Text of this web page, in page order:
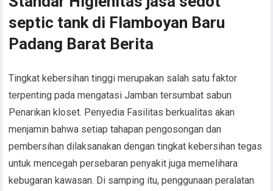
septic tank di Flamboyan Baru
Padang Barat Berita
Tingkat kebersihan tinggi merupakan salah satu faktor
terpenting pada mengatasi Jamban tersumbat sabun
Penarikan kloset. Penyedia Fasilitas berkualitas akan
menjamin bahwa setiap tahapan pengosongan dan
pembersihan dilaksanakan dengan tingkat kebersihan tegas
untuk mencegah persebaran penyakit juga memelihara
kebugaran kawasan. Di samping itu, penggunaan peralatan